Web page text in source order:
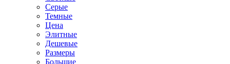
Серые
Темные
Цена
Элитные
Дешевые
Размеры
Большие